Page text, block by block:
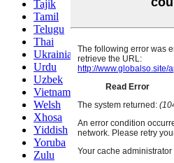
Tajik
Tamil
Telugu
Thai
Ukrainian
Urdu
Uzbek
Vietnamese
Welsh
Xhosa
Yiddish
Yoruba
Zulu